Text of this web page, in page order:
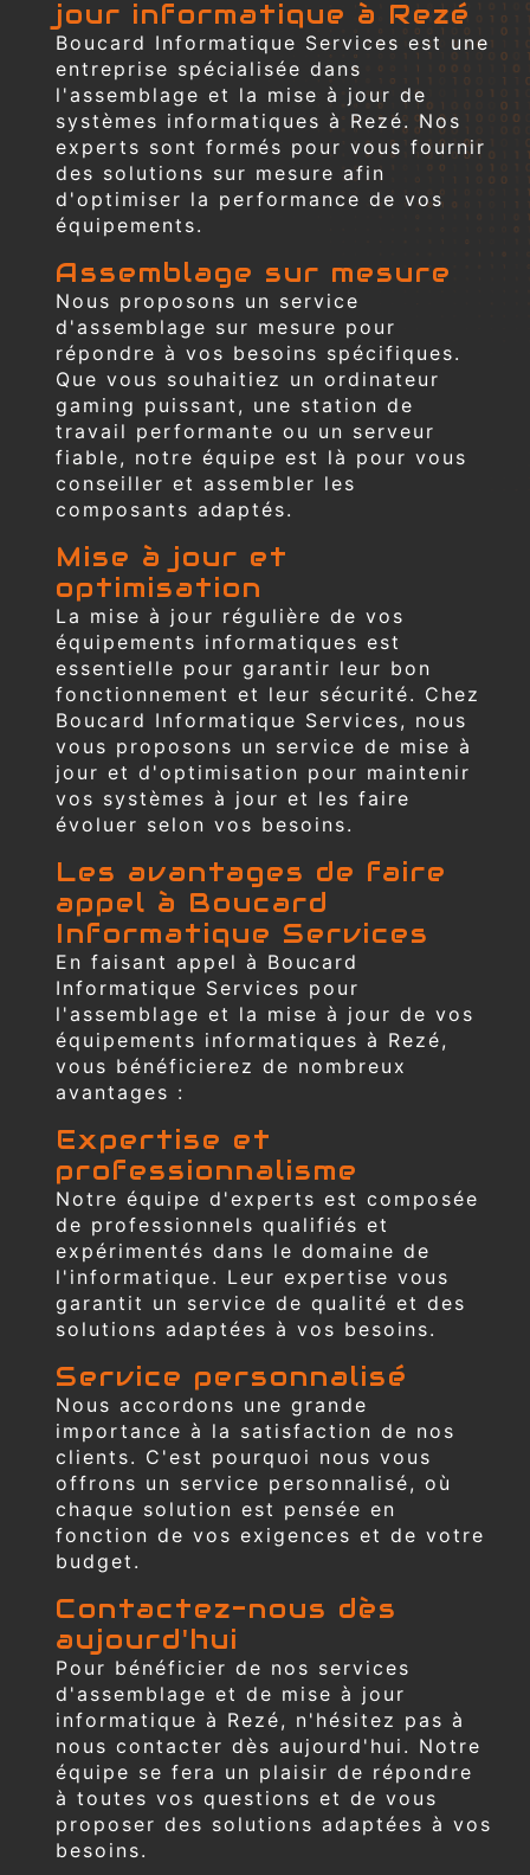
jour informatique à Rezé
Boucard Informatique Services est une
entreprise spécialisée dans
l'assemblage et la mise à jour de
systèmes informatiques à Rezé. Nos
experts sont formés pour vous fournir
des solutions sur mesure afin
d'optimiser la performance de vos
équipements.
Assemblage sur mesure
Nous proposons un service
d'assemblage sur mesure pour
répondre à vos besoins spécifiques.
Que vous souhaitiez un ordinateur
gaming puissant, une station de
travail performante ou un serveur
fiable, notre équipe est là pour vous
conseiller et assembler les
composants adaptés.
Mise à jour et
optimisation
La mise à jour régulière de vos
équipements informatiques est
essentielle pour garantir leur bon
fonctionnement et leur sécurité. Chez
Boucard Informatique Services, nous
vous proposons un service de mise à
jour et d'optimisation pour maintenir
vos systèmes à jour et les faire
évoluer selon vos besoins.
Les avantages de faire
appel à Boucard
Informatique Services
En faisant appel à Boucard
Informatique Services pour
l'assemblage et la mise à jour de vos
équipements informatiques à Rezé,
vous bénéficierez de nombreux
avantages :
Expertise et
professionnalisme
Notre équipe d'experts est composée
de professionnels qualifiés et
expérimentés dans le domaine de
l'informatique. Leur expertise vous
garantit un service de qualité et des
solutions adaptées à vos besoins.
Service personnalisé
Nous accordons une grande
importance à la satisfaction de nos
clients. C'est pourquoi nous vous
offrons un service personnalisé, où
chaque solution est pensée en
fonction de vos exigences et de votre
budget.
Contactez-nous dès
aujourd'hui
Pour bénéficier de nos services
d'assemblage et de mise à jour
informatique à Rezé, n'hésitez pas à
nous contacter dès aujourd'hui. Notre
équipe se fera un plaisir de répondre
à toutes vos questions et de vous
proposer des solutions adaptées à vos
besoins.